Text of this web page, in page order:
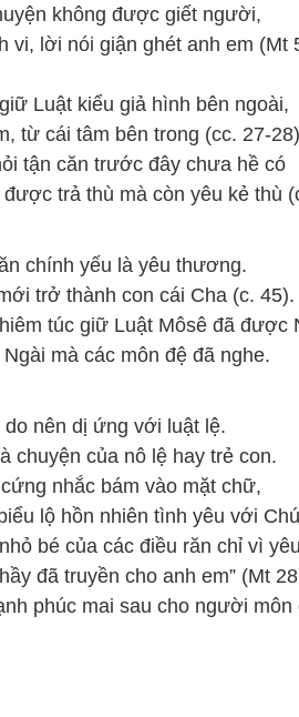
không được giết người,
vi, lời nói giận ghét anh em (Mt
Luật kiểu giả hình bên ngoài,
từ cái tâm bên trong (cc. 27-
tận căn trước đây chưa hề có
trả thù mà còn yêu kẻ thù
chính yếu là yêu thương.
trở thành con cái Cha (c. 45).
túc giữ Luật Môsê đã được
mà các môn đệ đã nghe.
nên dị ứng với luật lệ.
chuyện của nô lệ hay trẻ con.
nhắc bám vào mặt chữ,
lộ hồn nhiên tình yêu với
bé của các điều răn chỉ vì
đã truyền cho anh em” (Mt
phúc mai sau cho người môn